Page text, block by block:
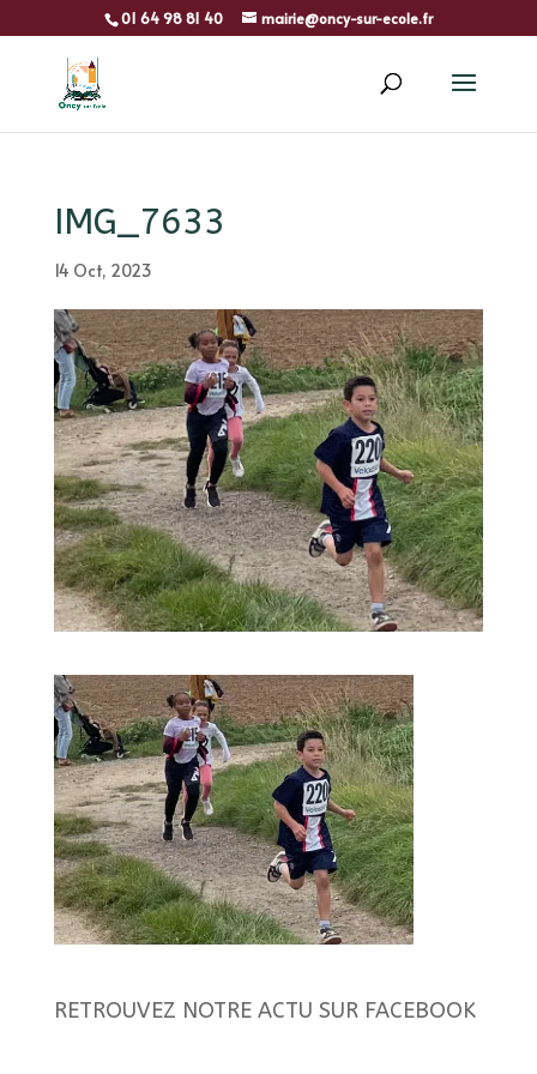
01 64 98 81 40 mairie@oncy-sur-ecole.fr
IMG_7633
14 Oct, 2023
RETROUVEZ NOTRE ACTU SUR FACEBOOK